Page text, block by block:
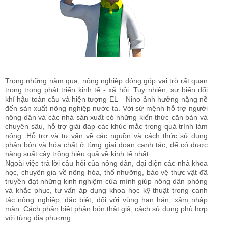
Trong những năm qua, nông nghiệp đóng góp vai trò rất quan
trọng trong phát triển kinh tế - xã hội. Tuy nhiên, sự biến đổi
khí hậu toàn cầu và hiện tượng EL – Nino ảnh hưởng nặng nề
đến sản xuất nông nghiệp nước ta. Với sứ mệnh hỗ trợ người
nông dân và các nhà sản xuất có những kiến thức căn bản và
chuyên sâu, hỗ trợ giải đáp các khúc mắc trong quá trình làm
nông. Hỗ trợ và tư vấn về các nguồn và cách thức sử dụng
phân bón và hóa chất ở từng giai đoạn canh tác, để có được
năng suất cây trồng hiệu quả về kinh tế nhất.
Ngoài việc trả lời câu hỏi của nông dân, đại diện các nhà khoa
học, chuyên gia về nông hóa, thổ nhưỡng, bảo vệ thực vật đã
truyền đạt những kinh nghiệm của mình giúp nông dân phòng
và khắc phục, tư vấn áp dụng khoa học kỹ thuật trong canh
tác nông nghiệp, đặc biệt, đối với vùng hạn hán, xâm nhập
mặn. Cách phân biệt phân bón thật giả, cách sử dụng phù hợp
với từng địa phương.